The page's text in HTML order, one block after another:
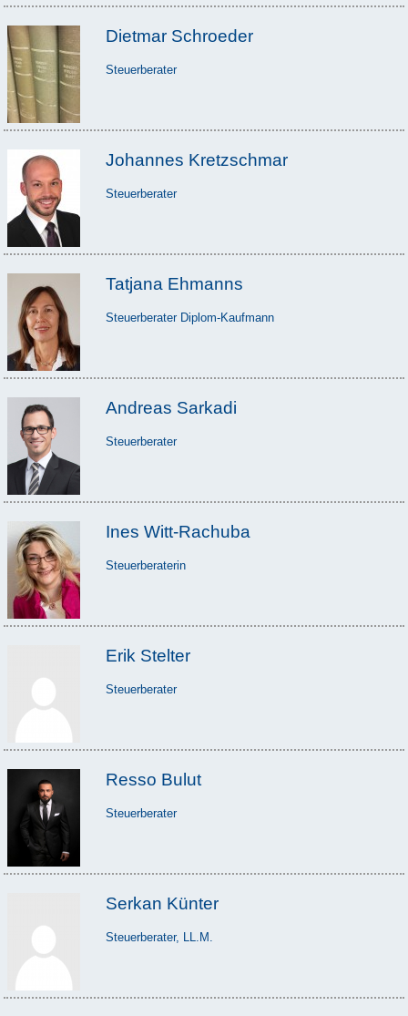
Dietmar Schroeder
Steuerberater
Johannes Kretzschmar
Steuerberater
Tatjana Ehmanns
Steuerberater Diplom-Kaufmann
Andreas Sarkadi
Steuerberater
Ines Witt-Rachuba
Steuerberaterin
Erik Stelter
Steuerberater
Resso Bulut
Steuerberater
Serkan Künter
Steuerberater, LL.M.